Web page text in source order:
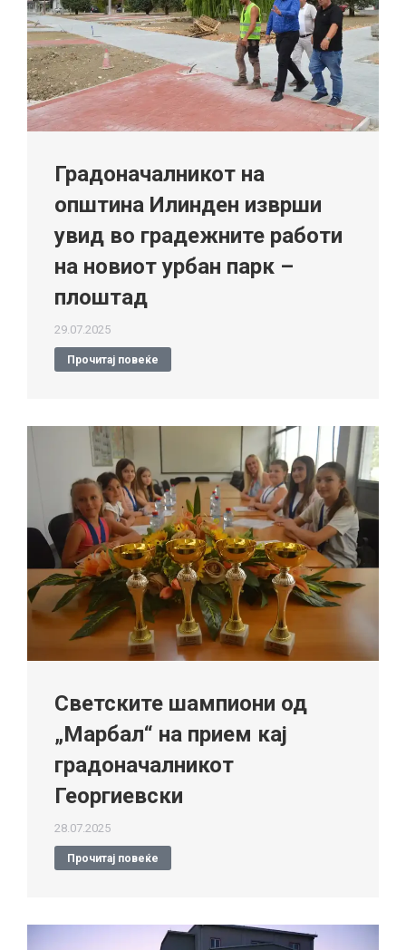
Градоначалникот на
општина Илинден изврши
увид во градежните работи
на новиот урбан парк –
плоштад
29.07.2025
Прочитај повеќе
Светските шампиони од
„Марбал“ на прием кај
градоначалникот
Георгиевски
28.07.2025
Прочитај повеќе